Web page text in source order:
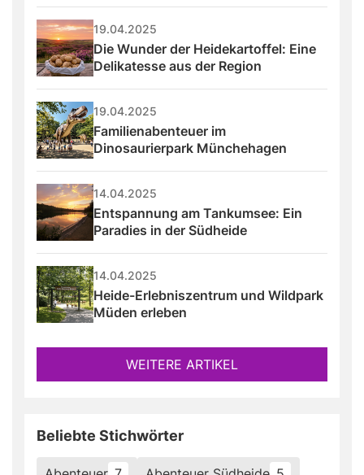
19.04.2025
Die Wunder der Heidekartoffel: Eine
Delikatesse aus der Region
19.04.2025
Familienabenteuer im
Dinosaurierpark Münchehagen
14.04.2025
Entspannung am Tankumsee: Ein
Paradies in der Südheide
14.04.2025
Heide-Erlebniszentrum und Wildpark
Müden erleben
WEITERE ARTIKEL
Beliebte Stichwörter